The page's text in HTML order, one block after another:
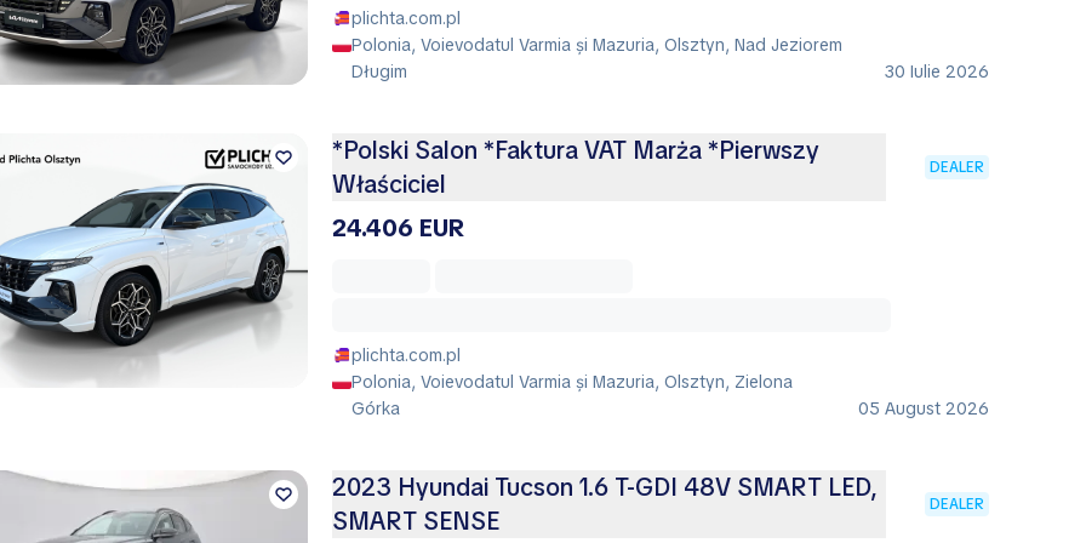
plichta.com.pl
Polonia, Voievodatul Varmia și Mazuria, Olsztyn, Nad Jeziorem
Długim
30 Iulie 2026
*Polski Salon *Faktura VAT Marża *Pierwszy
Właściciel
DEALER
24.406 EUR
plichta.com.pl
Polonia, Voievodatul Varmia și Mazuria, Olsztyn, Zielona
Górka
05 August 2026
2023 Hyundai Tucson 1.6 T-GDI 48V SMART LED,
SMART SENSE
DEALER